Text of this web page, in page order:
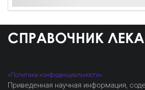
«Политика конфиденциальности»
Приведенная научная информация,